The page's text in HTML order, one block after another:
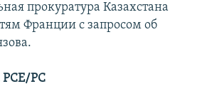
прокуратура Казахстана
Франции с запросом об
РСЕ/РС